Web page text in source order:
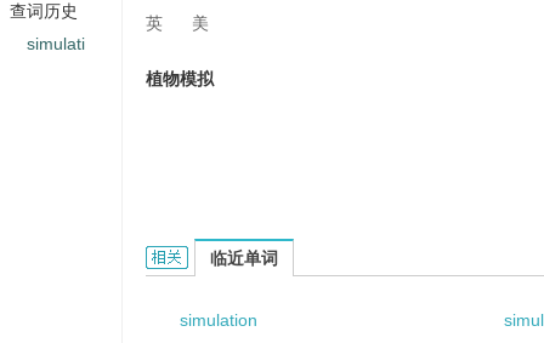
英 美
植物模拟
simulation of plant的相关资料：
临近单词
simulation
查词历史
simulati